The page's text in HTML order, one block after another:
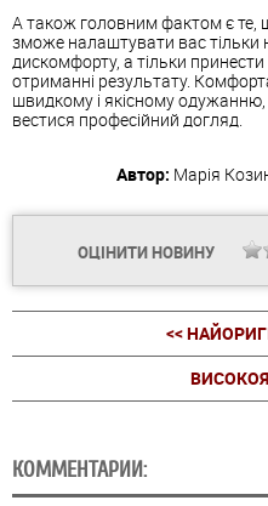
А також головним фактом є те,
зможе налаштувати вас тільки
дискомфорту, а тільки
отриманні результату.
швидкому і якісному
вестися професійний догляд.
Автор: Марія
ОЦІНИТИ НОВИНУ
<<
КОММЕНТАРИИ: